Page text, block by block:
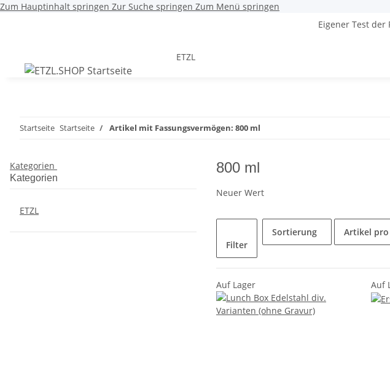
Zum Hauptinhalt springen Zur Suche springen Zum Menü springen
Eigener Test der
ETZL
Startseite Startseite Artikel mit Fassungsvermögen: 800 ml
800 ml
Neuer Wert
Filter
Sortierung Artikel pro
Auf Lager Auf
Kategorien
Kategorien
ETZL